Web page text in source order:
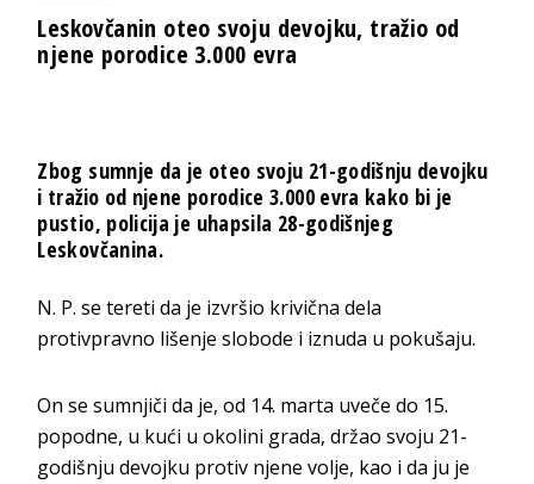
Leskovčanin oteo svoju devojku, tražio od
njene porodice 3.000 evra
Zbog sumnje da je oteo svoju 21-godišnju devojku
i tražio od njene porodice 3.000 evra kako bi je
pustio, policija je uhapsila 28-godišnjeg
Leskovčanina.
N. P. se tereti da je izvršio krivična dela
protivpravno lišenje slobode i iznuda u pokušaju.
On se sumnjiči da je, od 14. marta uveče do 15.
popodne, u kući u okolini grada, držao svoju 21-
godišnju devojku protiv njene volje, kao i da ju je